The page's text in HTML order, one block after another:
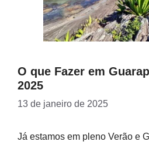
O que Fazer em
2025
13 de janeiro de 2025
Já estamos em pleno Verão e